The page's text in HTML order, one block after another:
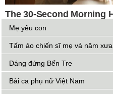
Mẹ yêu con
Tấm áo chiến sĩ mẹ vá năm xưa
Dáng đứng Bến Tre
Bài ca phụ nữ Việt Nam